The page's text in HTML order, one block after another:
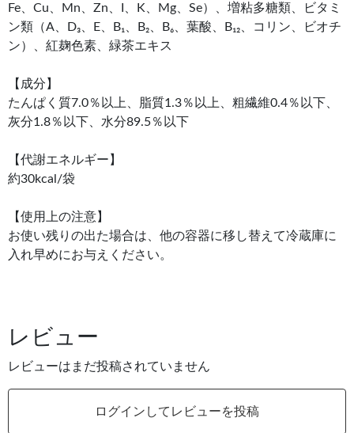
Fe、Cu、Mn、Zn、I、K、Mg、Se）、増粘多糖類、ビタミ
ン類（A、D₃、E、B₁、B₂、B₆、葉酸、B₁₂、コリン、ビオチ
ン）、紅麹色素、緑茶エキス
【成分】
たんぱく質7.0％以上、脂質1.3％以上、粗繊維0.4％以下、
灰分1.8％以下、水分89.5％以下
【代謝エネルギー】
約30kcal/袋
【使用上の注意】
お使い残りの出た場合は、他の容器に移し替えて冷蔵庫に
入れ早めにお与えください。
レビュー
レビューはまだ投稿されていません
ログインしてレビューを投稿